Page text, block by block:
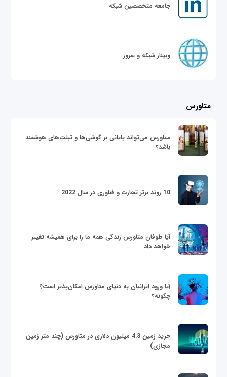
جامعه متخصصین شبکه
وبینار شبکه و سرور
متاورس
متاورس می‌تواند پایانی بر گوشی‌ها و تبلت‌های هوشمند
باشد؟
10 روند برتر تجارت و فناوری در سال 2022
آیا طوفان متاورس زندگی همه ما را برای همیشه تغییر
خواهد داد
آیا ورود ایرانیان به دنیای متاورس امکان‌پذیر است؟
چگونه؟
خرید زمین 4.3 میلیون دلاری در متاورس (چند متر زمین
مجازی)